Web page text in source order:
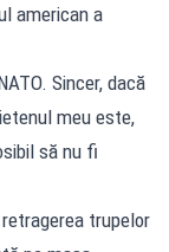
american a
Sincer, dacă
meu este,
să nu fi
trupelor